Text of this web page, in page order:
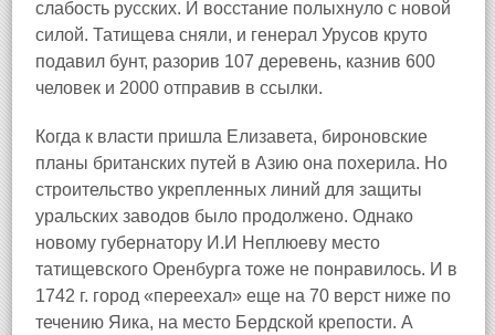
слабость русских. И восстание полыхнуло с новой
силой. Татищева сняли, и генерал Урусов круто
подавил бунт, разорив 107 деревень, казнив 600
человек и 2000 отправив в ссылки.
Когда к власти пришла Елизавета, бироновские
планы британских путей в Азию она похерила. Но
строительство укрепленных линий для защиты
уральских заводов было продолжено. Однако
новому губернатору И.И Неплюеву место
татищевского Оренбурга тоже не понравилось. И в
1742 г. город «переехал» еще на 70 верст ниже по
течению Яика, на место Бердской крепости. А